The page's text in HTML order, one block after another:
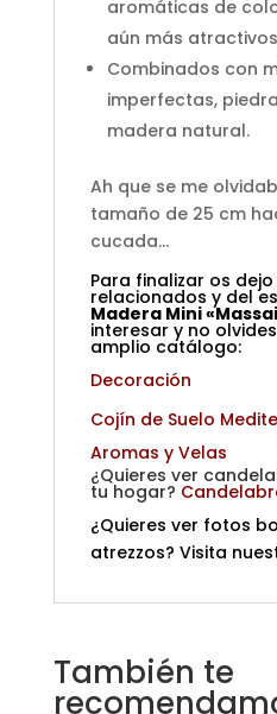
aromáticas de
aún más
Combinados con
imperfectas,
madera natural.
Ah que se me
tamaño de 25 cm
cucada…
Para finalizar os
relacionados y del
Madera Mini
interesar y no
amplio catálogo:
Decoración
Cojín de Suelo
Aromas y Velas
¿Quieres ver
tu hogar?
¿Quieres ver fotos
atrezzos? Visita
También te